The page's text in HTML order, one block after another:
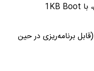
section8KBEEPROM2KB (قابل برنامه‌ریزی در حین